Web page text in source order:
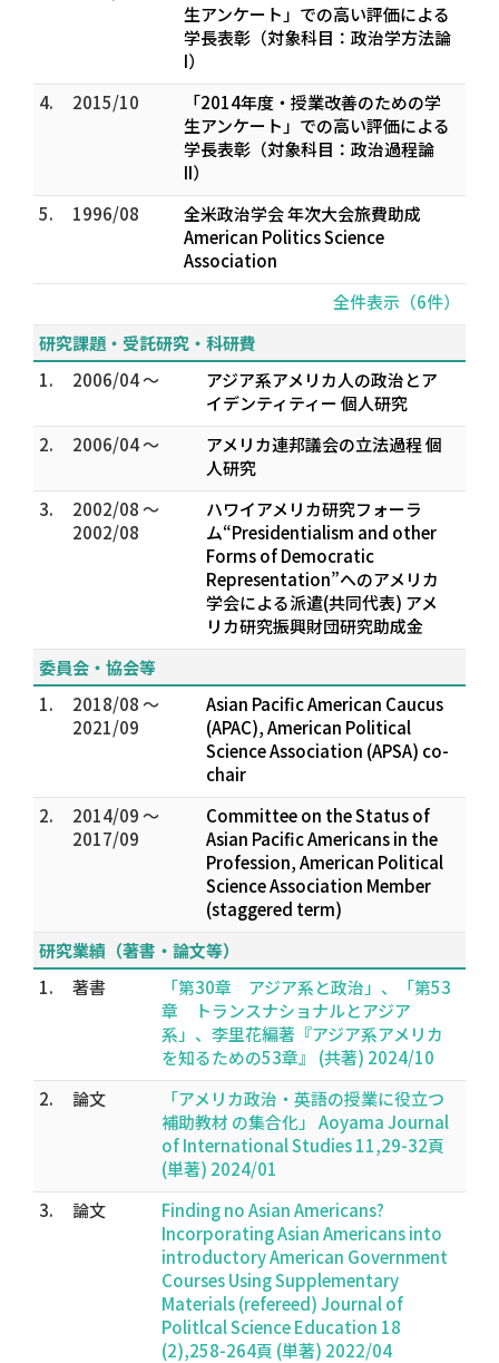
生アンケート」での高い評価による
学長表彰（対象科目：政治学方法論
I）
4.
2015/10
「2014年度・授業改善のための学
生アンケート」での高い評価による
学長表彰（対象科目：政治過程論
II）
5.
1996/08
全米政治学会 年次大会旅費助成
American Politics Science
Association
全件表示（6件）
研究課題・受託研究・科研費
1.
2006/04 ～
アジア系アメリカ人の政治とア
イデンティティー 個人研究
2.
2006/04 ～
アメリカ連邦議会の立法過程 個
人研究
3.
2002/08 ～
2002/08
ハワイアメリカ研究フォーラ
ム“Presidentialism and other
Forms of Democratic
Representation”へのアメリカ
学会による派遣(共同代表) アメ
リカ研究振興財団研究助成金
委員会・協会等
1.
2018/08 ～
2021/09
Asian Pacific American Caucus
(APAC), American Political
Science Association (APSA) co-
chair
2.
2014/09 ～
2017/09
Committee on the Status of
Asian Pacific Americans in the
Profession, American Political
Science Association Member
(staggered term)
研究業績（著書・論文等）
1.
著書
「第30章 アジア系と政治」、「第53
章 トランスナショナルとアジア
系」、李里花編著『アジア系アメリカ
を知るための53章』 (共著) 2024/10
2.
論文
「アメリカ政治・英語の授業に役立つ
補助教材 の集合化」 Aoyama Journal
of International Studies 11,29-32頁
(単著) 2024/01
3.
論文
Finding no Asian Americans?
Incorporating Asian Americans into
introductory American Government
Courses Using Supplementary
Materials (refereed) Journal of
Politlcal Science Education 18
(2),258-264頁 (単著) 2022/04